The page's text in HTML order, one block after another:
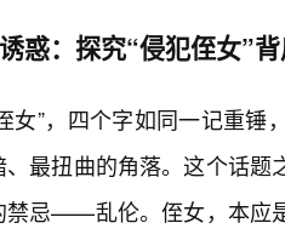
惑：探究“侵犯侄女”
女”，四个字如同一记重
最扭曲的角落。这个话
禁忌——乱伦。侄女，本应